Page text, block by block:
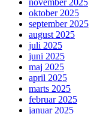
oktober 2025
september 2025
august 2025
juli 2025
juni 2025
maj 2025
april 2025
marts 2025
februar 2025
januar 2025